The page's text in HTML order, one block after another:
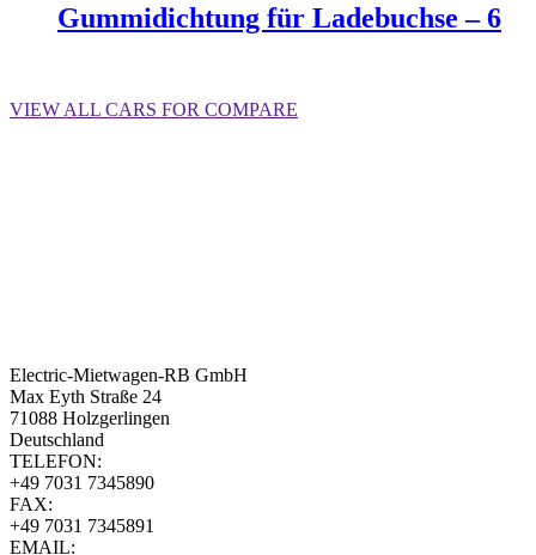
Gummidichtung für Ladebuchse – 6
VIEW ALL CARS FOR COMPARE
Electric-Mietwagen-RB GmbH
Max Eyth Straße 24
71088 Holzgerlingen
Deutschland
TELEFON:
+49 7031 7345890
FAX:
+49 7031 7345891
EMAIL: